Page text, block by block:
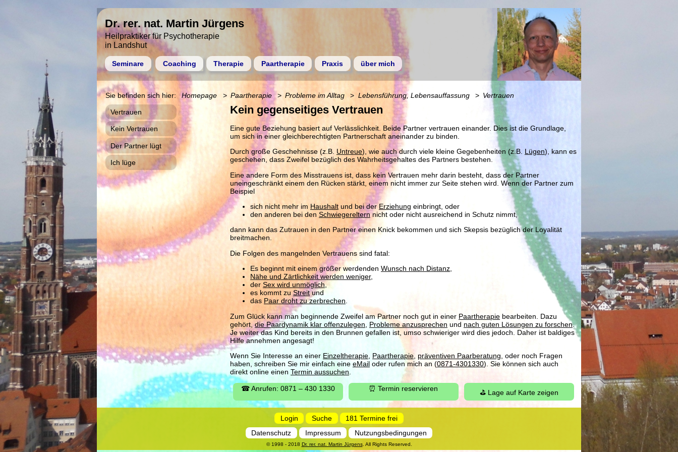
Dr. rer. nat. Martin Jürgens
Heilpraktiker für Psychotherapie
in Landshut
Seminare Coaching Therapie Paartherapie Praxis über mich
Kein gegenseitiges Vertrauen
Eine gute Beziehung basiert auf Verlässlichkeit. Beide Partner vertrauen einander. Dies ist die Grundlage,
um sich in einer gleichberechtigten Partnerschaft aneinander zu binden.
Durch große Geschehnisse (z.B. Untreue), wie auch durch viele kleine Gegebenheiten (z.B. Lügen), kann es
geschehen, dass Zweifel bezüglich des Wahrheitsgehaltes des Partners bestehen.
Eine andere Form des Misstrauens ist, dass kein Vertrauen mehr darin besteht, dass der Partner
uneingeschränkt einem den Rücken stärkt, einem nicht immer zur Seite stehen wird. Wenn der Partner zum
Beispiel
sich nicht mehr im Haushalt und bei derErziehung einbringt, oder
den anderen bei den Schwiegerelternnicht oder nicht ausreichend in Schutz nimmt,
dann kann das Zutrauen in den Partner einen Knick bekommen und sich Skepsis bezüglich der Loyalität
breitmachen.
Die Folgen des mangelnden Vertrauens sind fatal:
Es beginnt mit einem größer werdenden Wunsch nach Distanz
Nähe und Zärtlichkeit werden weniger,
der Sex wird unmöglich,
es kommt zuStreitund
das Paar droht zu zerbrechen
Zum Glück kann man beginnende Zweifel am Partner noch gut in einer Paartherapie bearbeiten. Dazu
gehört,die Paardynamik klar offenzulegen Probleme anzusprechen und nach guten Lösungen zu forschen.
Je weiter das Kind bereits in den Brunnen gefallen ist, umso schwieriger wird dies jedoch. Daher ist baldiges
Hilfe annehmen angesagt!
Wenn Sie Interesse an einer Einzeltherapie Paartherapie präventiven Paarberatung , oder noch Fragen
haben, schreiben Sie mir einfach eine eMail oder rufen mich an (0871-4301330). Sie können sich auch
direkt online einen Termin aussuchen
☎ Anrufen: 0871 – 430 1330 ⏰ Termin reservieren ⛳ Lage auf Karte zeigen
Homepage Paartherapie Probleme im Alltag Lebensführung, Lebensauffassung Vertrauen
Vertrauen
Kein Vertrauen
Der Partner lügt
Ich lüge
Login Suche
181 Termine frei
Datenschutz
Impressum Nutzungsbedingungen
© 1998 - 2018 Dr. rer. nat. Martin Jürgens. All Rights Reserved.